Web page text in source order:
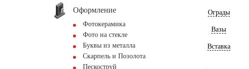
Оформление
Фотокерамика
Фото на стекле
Буквы из металла
Скарпель и Позолота
Пескоструй
Ограды
Вазы
Вставка